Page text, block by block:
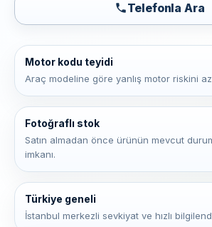
Telefonla Ara
Motor kodu teyidi
Araç modeline göre yanlış motor riskini
Fotoğraflı stok
Satın almadan önce ürünün mevcut
imkanı.
Türkiye geneli
İstanbul merkezli sevkiyat ve hızlı